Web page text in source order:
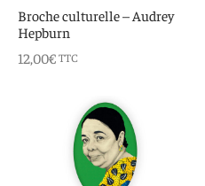
Broche culturelle – Audrey
Hepburn
12,00€TTC